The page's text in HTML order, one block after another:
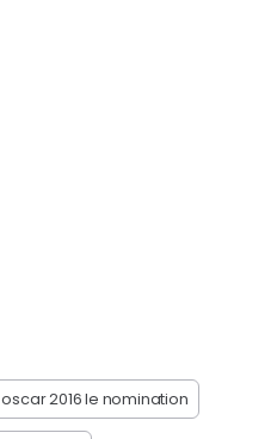
oscar 2016 le nomination